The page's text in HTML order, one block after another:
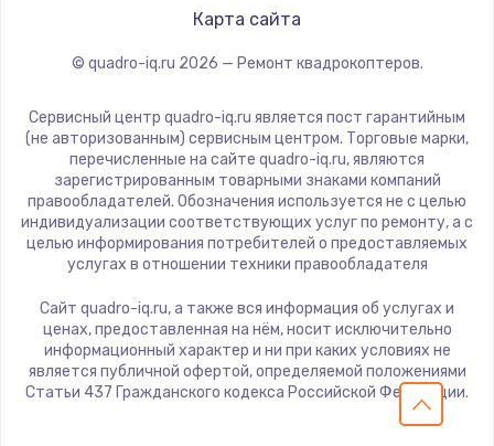
Карта сайта
© quadro-iq.ru 2026 — Ремонт квадрокоптеров.
Сервисный центр quadro-iq.ru является пост гарантийным
(не авторизованным) сервисным центром. Торговые марки,
перечисленные на сайте quadro-iq.ru, являются
зарегистрированным товарными знаками компаний
правообладателей. Обозначения используется не с целью
индивидуализации соответствующих услуг по ремонту, а с
целью информирования потребителей о предоставляемых
услугах в отношении техники правообладателя
Сайт quadro-iq.ru, а также вся информация об услугах и
ценах, предоставленная на нём, носит исключительно
информационный характер и ни при каких условиях не
является публичной офертой, определяемой положениями
Статьи 437 Гражданского кодекса Российской Федерации.